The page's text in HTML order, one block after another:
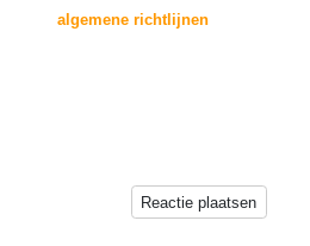
algemene richtlijnenvoor het
Reactie plaatsen